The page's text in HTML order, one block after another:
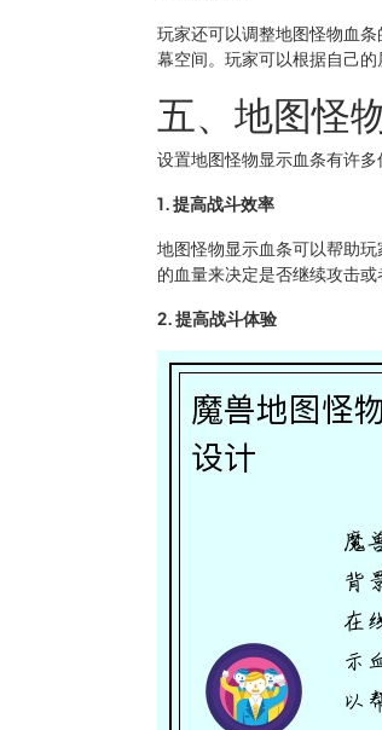
玩家还可以调整地图怪物血
幕空间。玩家可以根据自己的
五、地图怪
设置地图怪物显示血条有许多
1. 提高战斗效率
地图怪物显示血条可以帮助
的血量来决定是否继续攻击或
2. 提高战斗体验